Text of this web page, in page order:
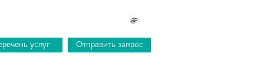
услуг Отправить запрос